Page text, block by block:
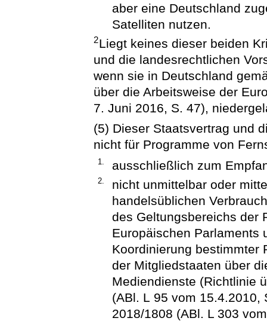
aber eine Deutschland
Satelliten nutzen.
2Liegt keines dieser beiden
und die landesrechtlichen
wenn sie in Deutschland
über die Arbeitsweise der
7. Juni 2016, S. 47),
(5) Dieser Staatsvertrag und
nicht für Programme von
1. ausschließlich zum
2.
nicht unmittelbar oder
handelsüblichen
des Geltungsbereichs der
Europäischen Parlaments
Koordinierung bestimmter
der Mitgliedstaaten über
Mediendienste (Richtlinie
(ABl. L 95 vom 15.4.2010,
2018/1808 (ABl. L 303